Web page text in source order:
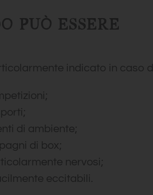
PUÒ ESSERE
indicato in caso
di ambiente;
di box;
nervosi;
eccitabili.